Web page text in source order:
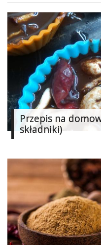
Fitness
Ślub
&
Wesele
Zakupy
Kultura
Porady
Blogerek
Recenzje
Studniówka
Przepis na
składniki)